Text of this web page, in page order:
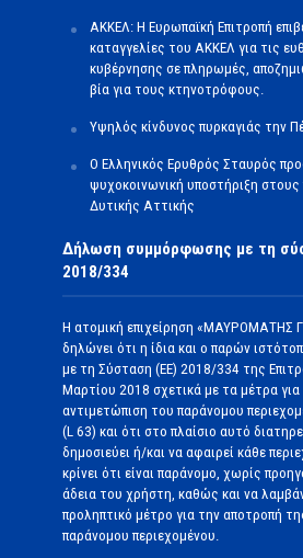
ΑΚΚΕΛ: Η Ευρωπαϊκή Επιτροπή
καταγγελίες του ΑΚΚΕΛ για τις
κυβέρνησης σε πληρωμές,
βία για τους κτηνοτρόφους.
Υψηλός κίνδυνος πυρκαγιάς την
Ο Ελληνικός Ερυθρός Σταυρός
ψυχοκοινωνική υποστήριξη
Δυτικής Αττικής
Δήλωση συμμόρφωσης με τη
2018/334
Η ατομική επιχείρηση «ΜΑΥΡΟΜΑΤΗΣ
δηλώνει ότι η ίδια και ο παρών
με τη Σύσταση (ΕΕ) 2018/334 της
Μαρτίου 2018 σχετικά με τα μέτρα
αντιμετώπιση του παράνομου
(L 63) και ότι στο πλαίσιο αυτό
δημοσιεύει ή/και να αφαιρεί κάθε
κρίνει ότι είναι παράνομο, χωρίς
άδεια του χρήστη, καθώς και να
προληπτικό μέτρο για την αποτροπή
παράνομου περιεχομένου.